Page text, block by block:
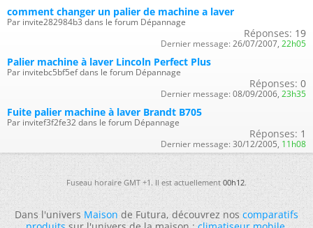
comment changer un palier de machine a laver
Par invite282984b3 dans le forum Dépannage
Réponses: 19
Dernier message: 26/07/2007, 22h05
Palier machine à laver Lincoln Perfect Plus
Par invitebc5bf5ef dans le forum Dépannage
Réponses: 0
Dernier message: 08/09/2006, 23h35
Fuite palier machine à laver Brandt B705
Par invitef3f2fe32 dans le forum Dépannage
Réponses: 1
Dernier message: 30/12/2005, 11h08
Fuseau horaire GMT +1. Il est actuellement00h12.
Dans l'universMaisonde Futura, découvrez noscomparatifs